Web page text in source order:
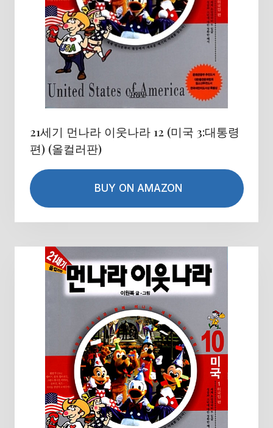
21세기 먼나라 이웃나라 12 (미국 3:대통령
편) (올컬러판)
BUY ON AMAZON